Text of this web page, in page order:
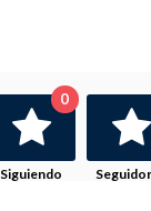
Siguiendo
0